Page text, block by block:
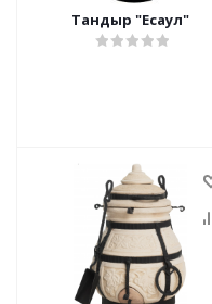
Тандыр "Есаул"